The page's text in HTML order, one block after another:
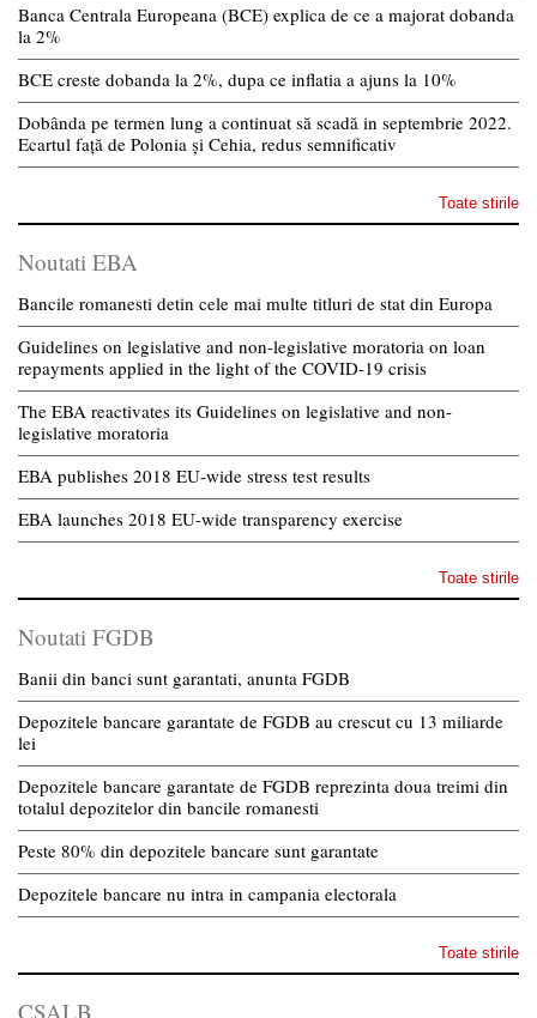
Banca Centrala Europeana (BCE) explica de ce a majorat dobanda
la 2%
BCE creste dobanda la 2%, dupa ce inflatia a ajuns la 10%
Dobânda pe termen lung a continuat să scadă in septembrie 2022.
Ecartul față de Polonia și Cehia, redus semnificativ
Toate stirile
Noutati EBA
Bancile romanesti detin cele mai multe titluri de stat din Europa
Guidelines on legislative and non-legislative moratoria on loan
repayments applied in the light of the COVID-19 crisis
The EBA reactivates its Guidelines on legislative and non-
legislative moratoria
EBA publishes 2018 EU-wide stress test results
EBA launches 2018 EU-wide transparency exercise
Toate stirile
Noutati FGDB
Banii din banci sunt garantati, anunta FGDB
Depozitele bancare garantate de FGDB au crescut cu 13 miliarde
lei
Depozitele bancare garantate de FGDB reprezinta doua treimi din
totalul depozitelor din bancile romanesti
Peste 80% din depozitele bancare sunt garantate
Depozitele bancare nu intra in campania electorala
Toate stirile
CSALB